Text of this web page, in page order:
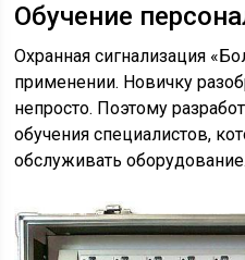
Обучение
Охранная сигнализация
применении. Новичку
непросто. Поэтому
обучения специалистов,
обслуживать оборудование.